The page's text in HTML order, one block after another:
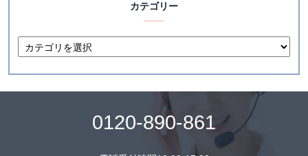
カテゴリー
0120-890-861